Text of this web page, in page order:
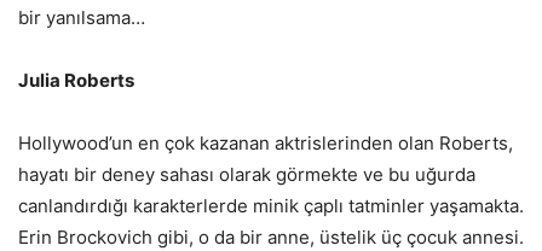
bir yanılsama…
Julia Roberts
Hollywood’un en çok kazanan aktrislerinden olan Roberts,
hayatı bir deney sahası olarak görmekte ve bu uğurda
canlandırdığı karakterlerde minik çaplı tatminler yaşamakta.
Erin Brockovich gibi, o da bir anne, üstelik üç çocuk annesi.